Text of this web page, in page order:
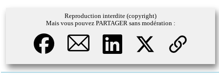
Reproduction interdite (copyright)
Mais vous pouvez PARTAGER sans modération :